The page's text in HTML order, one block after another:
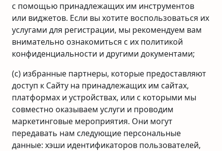
с помощью принадлежащих им инструментов
или виджетов. Если вы хотите воспользоваться их
услугами для регистрации, мы рекомендуем вам
внимательно ознакомиться с их политикой
конфиденциальности и другими документами;
(c) избранные партнеры, которые предоставляют
доступ к Сайту на принадлежащих им сайтах,
платформах и устройствах, или с которыми мы
совместно оказываем услуги и проводим
маркетинговые мероприятия. Они могут
передавать нам следующие персональные
данные: хэши идентификаторов пользователей,